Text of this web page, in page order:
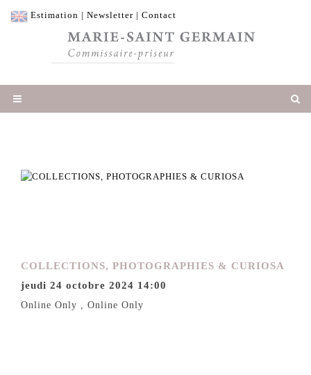
Estimation | Newsletter | Contact
COLLECTIONS, PHOTOGRAPHIES & CURIOSA
jeudi 24 octobre 2024 14:00
Online Only , Online Only